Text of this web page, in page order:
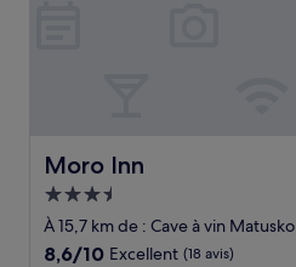
Moro Inn
Moro Inn
Hébergement
3.5 étoiles
À 15,7 km de : Cave à vin Matusko
8.6
8,6/10 Excellent (18 avis)